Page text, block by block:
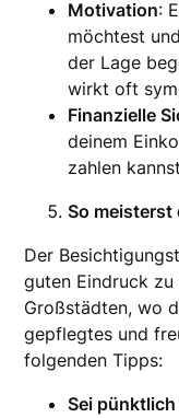
Motivation:
möchtest
der Lage
wirkt oft
Finanzielle
deinem
zahlen
So
Der
guten Eindruck zu
Großstädten, wo
gepflegtes und
folgenden Tipps:
Sei